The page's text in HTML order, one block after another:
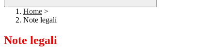
Home >
Note legali
Note legali